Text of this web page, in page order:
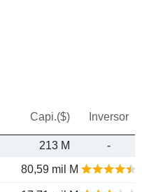
Capi.($) Inversor
213 M
-
80,59 mil M